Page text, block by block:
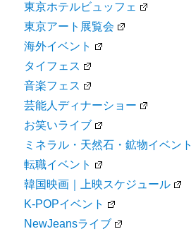
東京ホテルビュッフェ
東京アート展覧会
海外イベント
タイフェス
音楽フェス
芸能人ディナーショー
お笑いライブ
ミネラル・天然石・鉱物イベント
転職イベント
韓国映画｜上映スケジュール
K-POPイベント
NewJeansライブ